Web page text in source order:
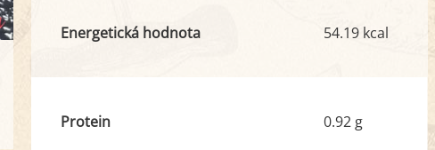
Energetická hodnota 54.19 kcal
Protein 0.92 g